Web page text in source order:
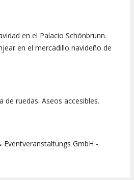
en el Palacio Schönbrunn.
en el mercadillo navideño de
de ruedas. Aseos accesibles.
Eventveranstaltungs GmbH -